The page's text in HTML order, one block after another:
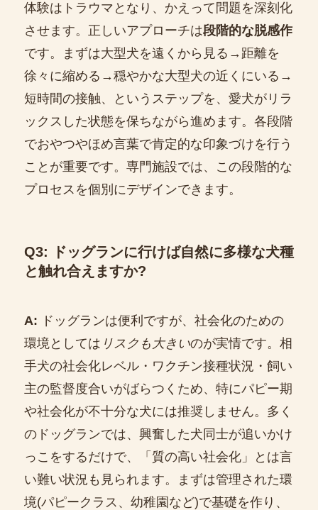
体験はトラウマとなり、かえって問題を深刻化
させます。正しいアプローチは段階的な脱感作
です。まずは大型犬を遠くから見る→距離を
徐々に縮める→穏やかな大型犬の近くにいる→
短時間の接触、というステップを、愛犬がリラ
ックスした状態を保ちながら進めます。各段階
でおやつやほめ言葉で肯定的な印象づけを行う
ことが重要です。専門施設では、この段階的な
プロセスを個別にデザインできます。
Q3: ドッグランに行けば自然に多様な犬種
と触れ合えますか?
A: ドッグランは便利ですが、社会化のための
環境としては リスクも大きいのが実情です。相
手犬の社会化レベル・ワクチン接種状況・飼い
主の監督度合いがばらつくため、特にパピー期
や社会化が不十分な犬には推奨しません。多く
のドッグランでは、興奮した犬同士が追いかけ
っこをするだけで、「質の高い社会化」とは言
い難い状況も見られます。まずは管理された環
境(パピークラス、幼稚園など)で基礎を作り、